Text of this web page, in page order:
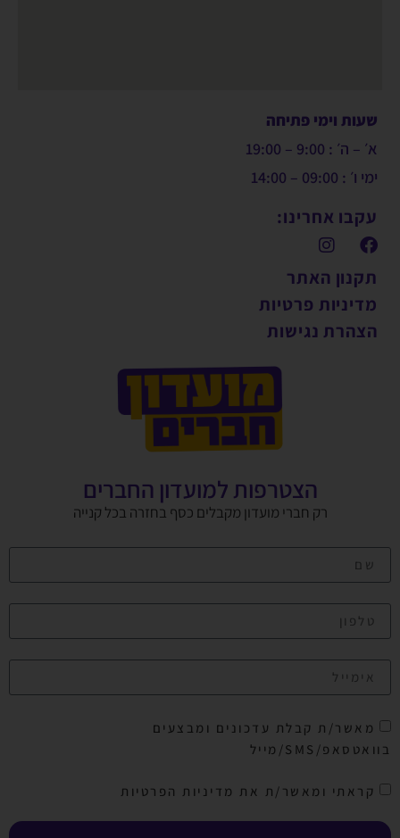
שעות וימי פתיחה
א׳ – ה׳ : 9:00 – 19:00
ימי ו׳ : 09:00 – 14:00
עקבו אחרינו:
תקנון האתר
מדיניות פרטיות
הצהרת נגישות
הצטרפות למועדון החברים
רק חברי מועדון מקבלים כסף בחזרה בכל קנייה
מאשר/ת קבלת עדכונים ומבצעים
בוואטסאפ/SMS/מייל
קראתי ומאשר/ת את מדיניות הפרטיות